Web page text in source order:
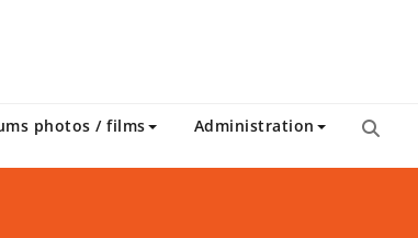
photos / films Administration